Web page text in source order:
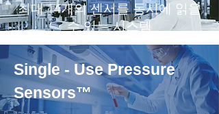
최대 14개의 센서를 동시에 읽을
수 있는 시스템
Single - Use Pressure
Sensors™